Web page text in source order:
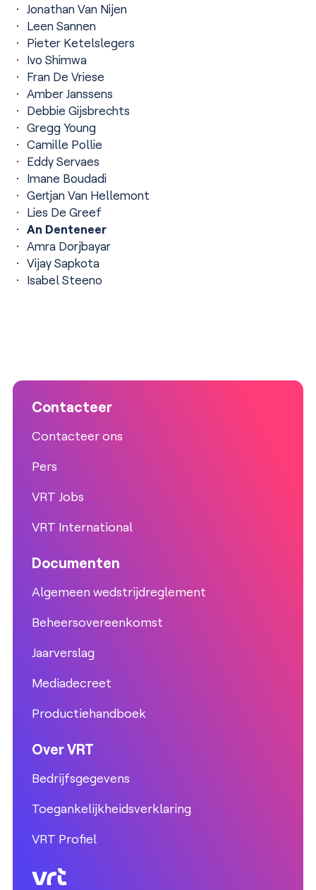
Jonathan Van Nijen
Leen Sannen
Pieter Ketelslegers
Ivo Shimwa
Fran De Vriese
Amber Janssens
Debbie Gijsbrechts
Gregg Young
Camille Pollie
Eddy Servaes
Imane Boudadi
Gertjan Van Hellemont
Lies De Greef
An Denteneer
Amra Dorjbayar
Vijay Sapkota
Isabel Steeno
Contacteer
Contacteer ons
Pers
VRT Jobs
VRT International
Documenten
Algemeen wedstrijdreglement
Beheersovereenkomst
Jaarverslag
Mediadecreet
Productiehandboek
Over VRT
Bedrijfsgegevens
Toegankelijkheidsverklaring
VRT Profiel